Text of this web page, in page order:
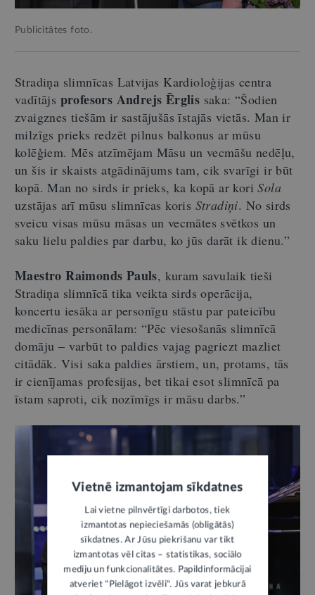
Publicitātes foto.
Stradiņa slimnīcas Latvijas Kardioloģijas centra
vadītājs profesors Andrejs Ērglis saka: “Šodien
zvaigznes tiešām ir sastājušās īstajās vietās. Man ir
milzīgs prieks redzēt pilnus balkonus ar mūsu
kolēģiem. Mēs atzīmējam Māsu un vecmāšu nedēļu,
un šis ir skaists atgādinājums tam, cik svarīgi ir būt
kopā. Man no sirds ir prieks, ka kopā ar koriSola
uzstājas arī mūsu slimnīcas koris Stradiņi. No sirds
sveicu visas mūsu māsas un vecmātes svētkos un
saku lielu paldies par darbu, ko jūs darāt ik dienu.”
Maestro Raimonds Pauls, kuram savulaik tieši
Stradiņa slimnīcā tika veikta sirds operācija,
koncertu iesāka ar personīgu stāstu par pateicību
medicīnas personālam: “Pēc viesošanās slimnīcā
domāju – varbūt to paldies vajag pagriezt mazliet
citādāk. Visi saka paldies ārstiem, un, protams, tās
ir cienījamas profesijas, bet tikai esot slimnīcā pa
īstam saproti, cik nozīmīgs ir māsu darbs.”
Vietnē izmantojam sīkdatnes
Lai vietne pilnvērtīgi darbotos, tiek
izmantotas nepieciešamās (obligātās)
sīkdatnes. Ar Jūsu piekrišanu var tikt
izmantotas vēl citas – statistikas, sociālo
mediju un funkcionalitātes. Papildinformācijai
atveriet "Pielāgot izvēli". Jūs varat jebkurā